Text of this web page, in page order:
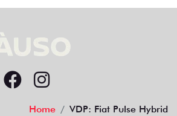
Home VDP: Fiat Pulse Hybrid